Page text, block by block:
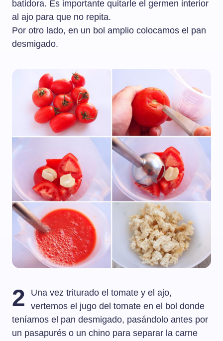
batidora. Es importante quitarle el germen interior
al ajo para que no repita.
Por otro lado, en un bol amplio colocamos el pan
desmigado.
2
Una vez triturado el tomate y el ajo,
vertemos el jugo del tomate en el bol donde
teníamos el pan desmigado, pasándolo antes por
un pasapurés o un chino para separar la carne